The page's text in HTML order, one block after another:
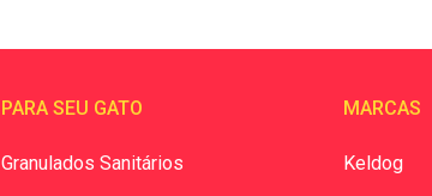
PARA SEU GATO
Granulados Sanitários
MARCAS
Keldog